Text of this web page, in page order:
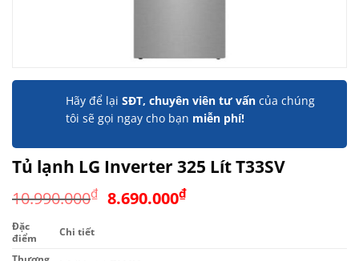
Hãy để lại SĐT, chuyên viên tư vấn của chúng
tôi sẽ gọi ngay cho bạn miễn phí!
Tủ lạnh LG Inverter 325 Lít T33SV
10.990.000₫ Giá
8.690.000₫Giá
Đặc
điểm
Chi tiết
Thương